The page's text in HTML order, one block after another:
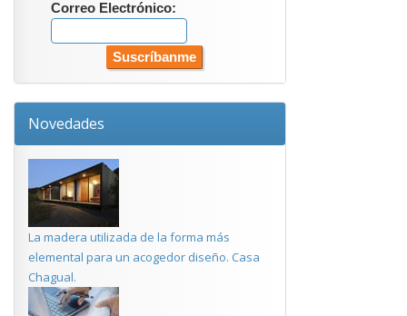
Correo Electrónico:
Novedades
La madera utilizada de la forma más
elemental para un acogedor diseño. Casa
Chagual.